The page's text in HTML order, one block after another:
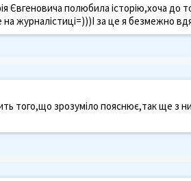
Євгеновича полюбила історію,хоча до
журналістиці=)))І за це я безмежно
того,що зрозуміло пояснює,так ще з